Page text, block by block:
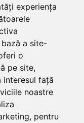
experiența
a site-
o
pe site,
interesul față
noastre
, pentru
1991